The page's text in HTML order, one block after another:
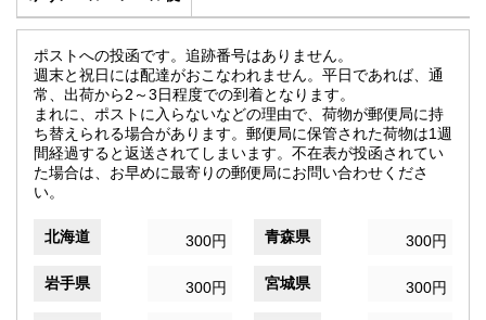
ポストへの投函です。追跡番号はありません。
週末と祝日には配達がおこなわれません。平日であれば、通
常、出荷から2～3日程度での到着となります。
まれに、ポストに入らないなどの理由で、荷物が郵便局に持
ち替えられる場合があります。郵便局に保管された荷物は1週
間経過すると返送されてしまいます。不在表が投函されてい
た場合は、お早めに最寄りの郵便局にお問い合わせくださ
い。
北海道 300円 青森県 300円
岩手県 300円 宮城県 300円